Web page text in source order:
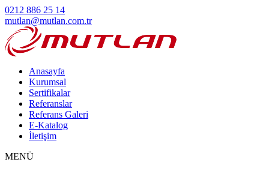
0212 886 25 14
mutlan@mutlan.com.tr
Anasayfa
Kurumsal
Sertifikalar
Referanslar
Referans Galeri
E-Katalog
İletişim
MENÜ